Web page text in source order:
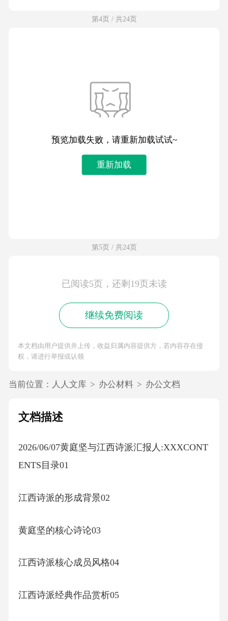
第4页 / 共24页
预览加载失败，请重新加载试试~
重新加载
第5页 / 共24页
已阅读5页，还剩19页未读
继续免费阅读
本文档由用户提供并上传，收益归属内容提供方，若内容存在侵
权，请进行举报或认领
当前位置： 人人文库 > 办公材料 > 办公文档
文档描述
2026/06/07黄庭坚与江西诗派汇报人:XXXCONT
ENTS目录01
江西诗派的形成背景02
黄庭坚的核心诗论03
江西诗派核心成员风格04
江西诗派经典作品赏析05